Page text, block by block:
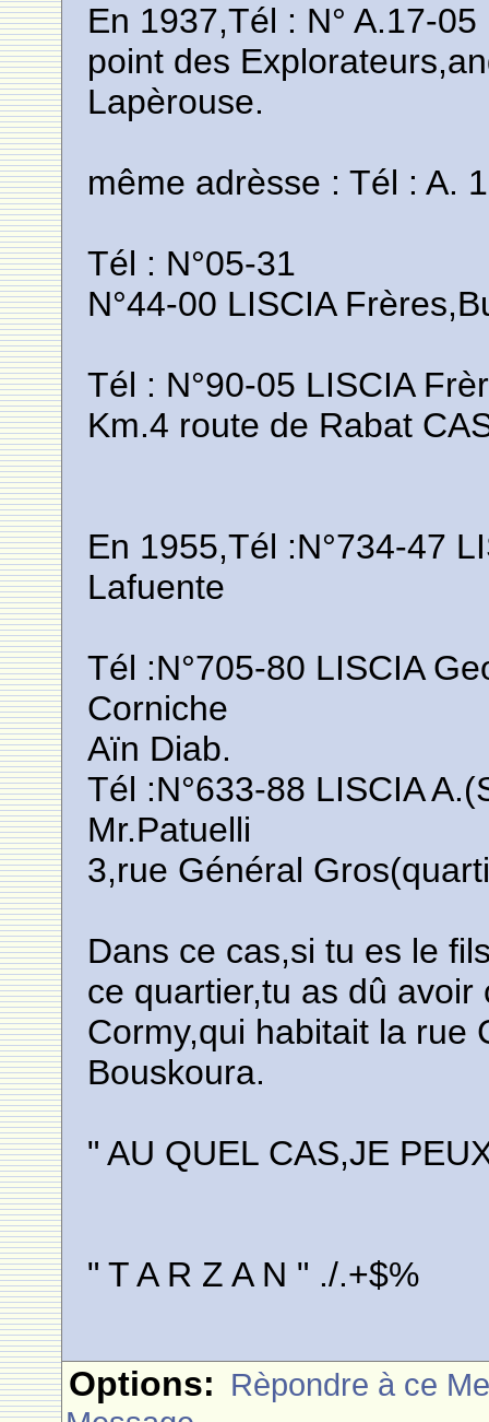
En 1937,Tél : N° A.17-
point des
Lapèrouse.
même adrèsse : Tél : A.
Tél : N°05-31
N°44-00 LISCIA
Tél : N°90-05 LISCIA
Km.4 route de Rabat
En 1955,Tél :N°734-47
Lafuente
Tél :N°705-80 LISCIA
Corniche
Aïn Diab.
Tél :N°633-88 LISCIA
Mr.Patuelli
3,rue Général
Dans ce cas,si tu es le
ce quartier,tu as dû
Cormy,qui habitait la rue
Bouskoura.
" AU QUEL CAS,JE
" T A R Z A N " ./.+$%
Options: Rèpondre à ce